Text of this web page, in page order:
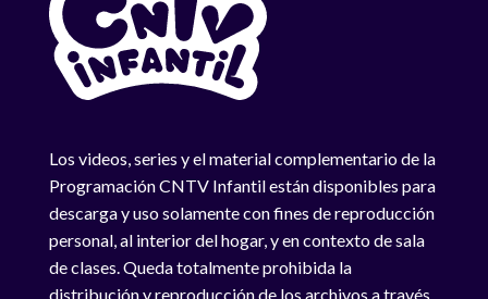
Los videos, series y el material complementario de la
Programación CNTV Infantil están disponibles para
descarga y uso solamente con fines de reproducción
personal, al interior del hogar, y en contexto de sala
de clases. Queda totalmente prohibida la
distribución y reproducción de los archivos a través